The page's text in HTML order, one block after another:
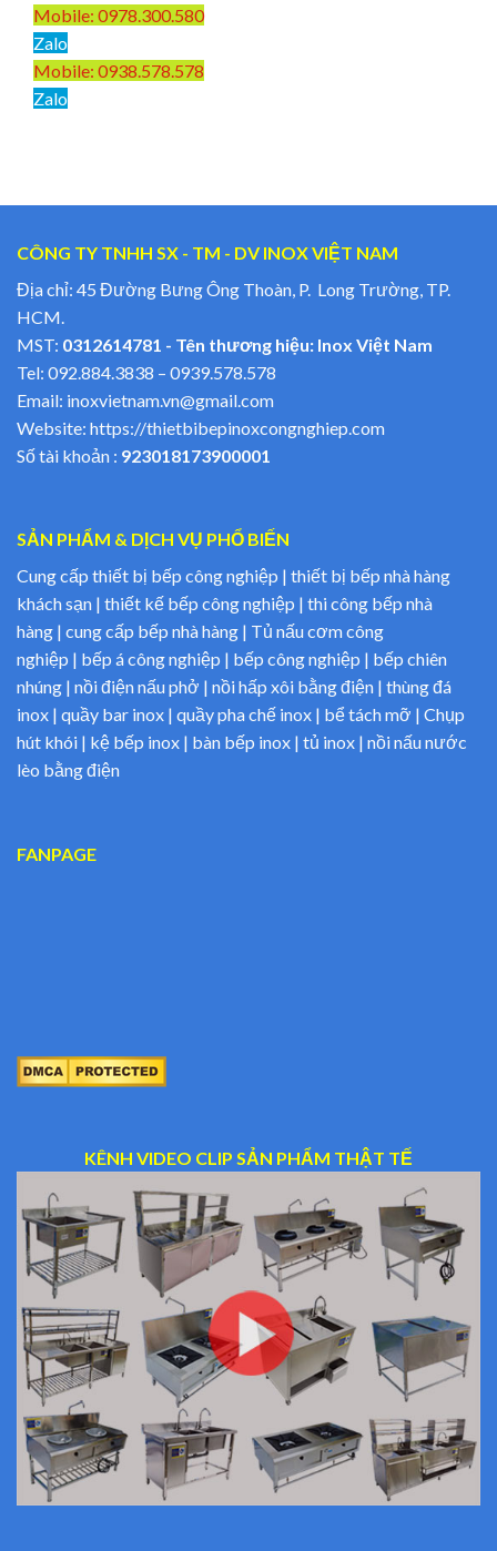
Mobile: 0978.300.580
Zalo
Mobile: 0938.578.578
Zalo
CÔNG TY TNHH SX - TM - DV INOX VIỆT NAM
Địa chỉ: 45 Đường Bưng Ông Thoàn, P. Long Trường, TP.
HCM.
MST: 0312614781 - Tên thương hiệu: Inox Việt Nam
Tel: 092.884.3838 – 0939.578.578
Email: inoxvietnam.vn@gmail.com
Website: https://thietbibepinoxcongnghiep.com
Số tài khoản : 923018173900001
SẢN PHẨM & DỊCH VỤ PHỔ BIẾN
Cung cấp thiết bị bếp công nghiệp | thiết bị bếp nhà hàng
khách sạn | thiết kế bếp công nghiệp | thi công bếp nhà
hàng | cung cấp bếp nhà hàng | Tủ nấu cơm công
nghiệp | bếp á công nghiệp | bếp công nghiệp | bếp chiên
nhúng | nồi điện nấu phở | nồi hấp xôi bằng điện | thùng đá
inox | quầy bar inox | quầy pha chế inox | bể tách mỡ | Chụp
hút khói | kệ bếp inox | bàn bếp inox | tủ inox | nồi nấu nước
lèo bằng điện
FANPAGE
KÊNH VIDEO CLIP SẢN PHẨM THẬT TẾ